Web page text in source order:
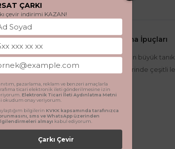
Leke Temizliği ve Yıkama İpuçları
keşfederken kıyafetleri de bu keşfin en büyük
eğlenceli anlar, çocuk giyim ürünlerinde çeşitli
ÇARKI
çevir indirimi KAZAN!
pazarlama, reklam ve benzeri amaçlarla
ticari elektronik ileti gönderilmesine izin
Elektronik Ticari İleti Aydınlatma Metni
okudum onay veriyorum.
bilgilerin KVKK kapsamında tarafınızca
sms ve WhatsApp üzerinden
almayı kabul ediyorum.
Çarkı Çevir